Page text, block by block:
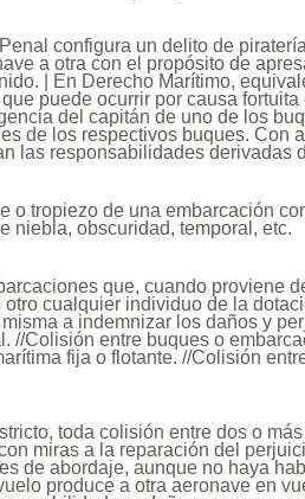
configura un delito de
a otra con el propósito de
| En Derecho Marítimo,
puede ocurrir por causa
del capitán de uno de los
de los respectivos buques. Con
las responsabilidades derivadas
o tropiezo de una embarcación
niebla, obscuridad, temporal, etc.
que, cuando proviene
cualquier individuo de la
a indemnizar los daños y
//Colisión entre buques o
fija o flotante. //Colisión
toda colisión entre dos o
miras a la reparación del
de abordaje, aunque no haya
produce a otra aeronave en